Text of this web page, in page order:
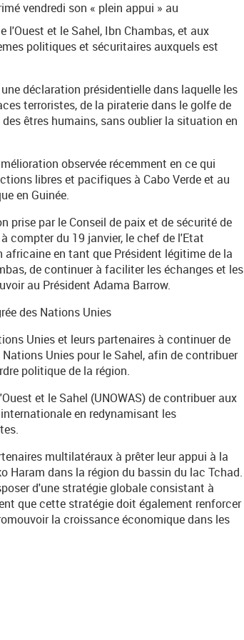
vendredi son « plein appui » au
l'Ouest et le Sahel, Ibn Chambas, et aux
politiques et sécuritaires auxquels est
déclaration présidentielle dans laquelle les
terroristes, de la piraterie dans le golfe de
êtres humains, sans oublier la situation en
observée récemment en ce qui
libres et pacifiques à Cabo Verde et au
en Guinée.
prise par le Conseil de paix et de sécurité de
compter du 19 janvier, le chef de l'Etat
en tant que Président légitime de la
de continuer à faciliter les échanges et les
au Président Adama Barrow.
des Nations Unies
Unies et leurs partenaires à continuer de
Unies pour le Sahel, afin de contribuer
politique de la région.
et le Sahel (UNOWAS) de contribuer aux
en redynamisant les
multilatéraux à prêter leur appui à la
Haram dans la région du bassin du lac Tchad.
d'une stratégie globale consistant à
que cette stratégie doit également renforcer
la croissance économique dans les